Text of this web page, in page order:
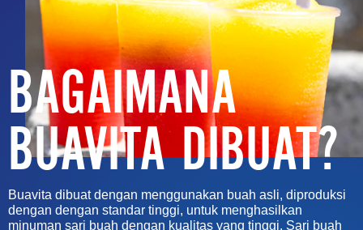
BAGAIMANA
BUAVITA DIBUAT?
Buavita dibuat dengan menggunakan buah asli, diproduksi
dengan dengan standar tinggi, untuk menghasilkan
minuman sari buah dengan kualitas yang tinggi. Sari buah